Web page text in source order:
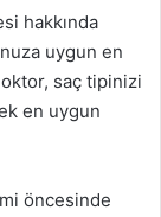
hakkında
uygun en
saç tipinizi
en uygun
öncesinde